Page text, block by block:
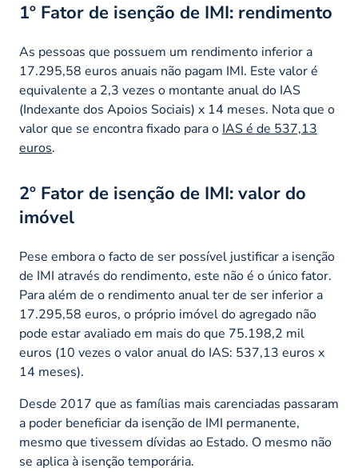
1º Fator de isenção de IMI: rendimento
As pessoas que possuem um rendimento inferior a
17.295,58 euros anuais não pagam IMI. Este valor é
equivalente a 2,3 vezes o montante anual do IAS
(Indexante dos Apoios Sociais) x 14 meses. Nota que o
valor que se encontra fixado para o IAS é de 537,13
euros.
2º Fator de isenção de IMI: valor do
imóvel
Pese embora o facto de ser possível justificar a isenção
de IMI através do rendimento, este não é o único fator.
Para além de o rendimento anual ter de ser inferior a
17.295,58 euros, o próprio imóvel do agregado não
pode estar avaliado em mais do que 75.198,2 mil
euros (10 vezes o valor anual do IAS: 537,13 euros x
14 meses).
Desde 2017 que as famílias mais carenciadas passaram
a poder beneficiar da isenção de IMI permanente,
mesmo que tivessem dívidas ao Estado. O mesmo não
se aplica à isenção temporária.